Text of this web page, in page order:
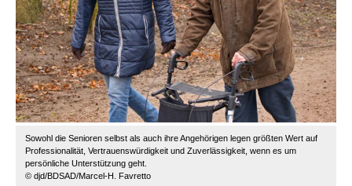
Sowohl die Senioren selbst als auch ihre Angehörigen legen größten Wert auf
Professionalität, Vertrauenswürdigkeit und Zuverlässigkeit, wenn es um
persönliche Unterstützung geht.
© djd/BDSAD/Marcel-H. Favretto